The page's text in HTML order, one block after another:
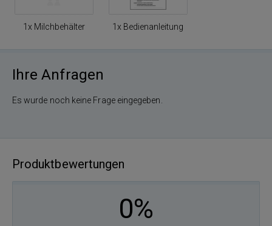
1x Milchbehälter 1x Bedienanleitung
Ihre Anfragen
Es wurde noch keine Frage eingegeben.
Produktbewertungen
0%